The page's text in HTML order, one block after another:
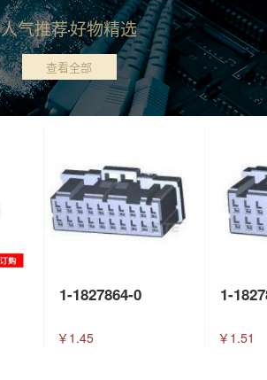
人气推荐好物精选
查看全部
1-1827864-0
￥1.45
1-
￥1.51